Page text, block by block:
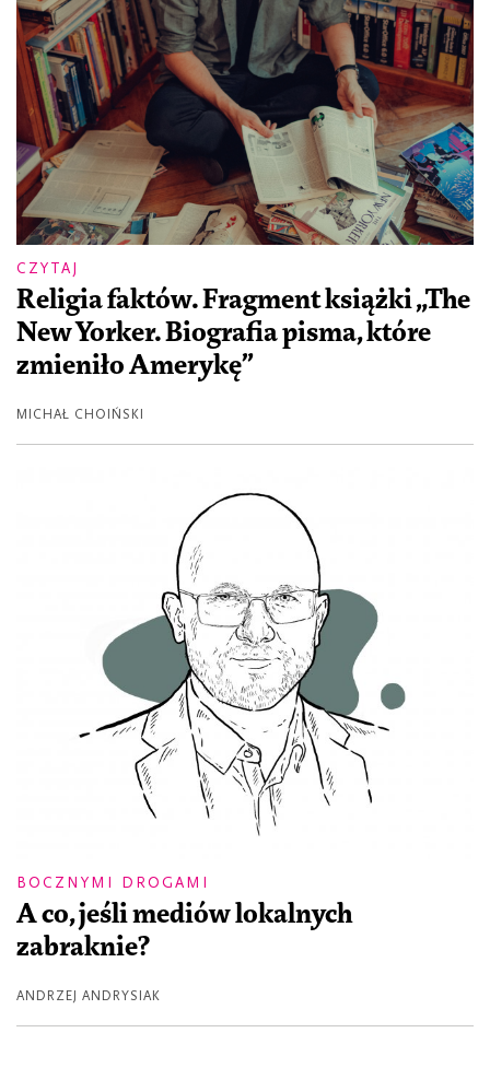
CZYTAJ
Religia faktów. Fragment książki „The
New Yorker. Biografia pisma, które
zmieniło Amerykę”
MICHAŁ CHOIŃSKI
BOCZNYMI DROGAMI
A co, jeśli mediów lokalnych
zabraknie?
ANDRZEJ ANDRYSIAK